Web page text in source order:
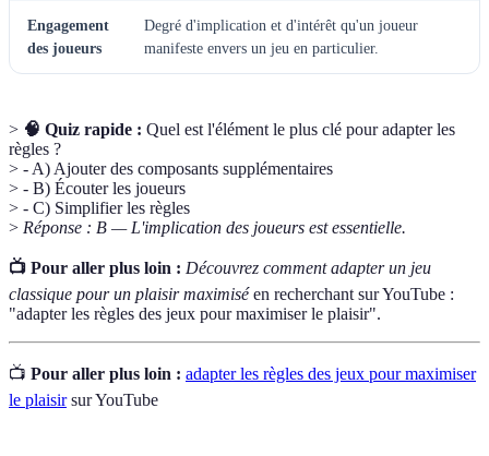
Engagement
des joueurs
Degré d'implication et d'intérêt qu'un joueur
manifeste envers un jeu en particulier.
> 🧠 Quiz rapide : Quel est l'élément le plus clé pour adapter les
règles ?
> - A) Ajouter des composants supplémentaires
> - B) Écouter les joueurs
> - C) Simplifier les règles
> Réponse : B — L'implication des joueurs est essentielle.
📺 Pour aller plus loin : Découvrez comment adapter un jeu
classique pour un plaisir maximiséen recherchant sur YouTube :
"adapter les règles des jeux pour maximiser le plaisir".
📺 Pour aller plus loin : adapter les règles des jeux pour maximiser
le plaisirsur YouTube